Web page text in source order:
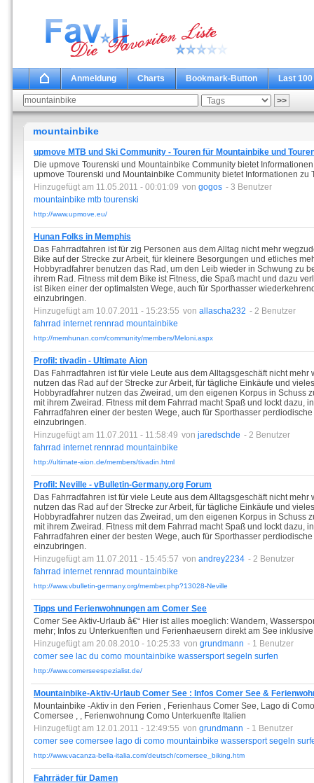
Anmeldung Charts Bookmark-Button Last 100
mountainbike
upmove MTB und Ski Community - Touren für Mountainbike und
Die upmove Tourenski und Mountainbike Community bietet
upmove Tourenski und Mountainbike Community bietet Informationen zu
Hinzugefügt am 11.05.2011 - 00:01:09 von gogos - 3 Benutzer
mountainbike mtb tourenski
http://www.upmove.eu/
Hunan Folks in Memphis
Das Fahrradfahren ist für zig Personen aus dem Alltag nicht mehr
Bike auf der Strecke zur Arbeit, für kleinere Besorgungen und etliches
Hobbyradfahrer benutzen das Rad, um den Leib wieder in Schwung zu
ihrem Rad. Fitness mit dem Bike ist Fitness, die Spaß macht und dazu
ist Biken einer der optimalsten Wege, auch für Sporthasser
einzubringen.
Hinzugefügt am 10.07.2011 - 15:23:55 von allascha232 - 2 Benutzer
fahrrad internet rennrad mountainbike
http://memhunan.com/community/members/Meloni.aspx
Profil: tivadin - Ultimate Aion
Das Fahrradfahren ist für viele Leute aus dem Alltagsgeschäft nicht
nutzen das Rad auf der Strecke zur Arbeit, für tägliche Einkäufe und
Hobbyradfahrer nutzen das Zweirad, um den eigenen Korpus in Schuss
mit ihrem Zweirad. Fitness mit dem Fahrrad macht Spaß und lockt dazu,
Fahrradfahren einer der besten Wege, auch für Sporthasser
einzubringen.
Hinzugefügt am 11.07.2011 - 11:58:49 von jaredschde - 2 Benutzer
fahrrad internet rennrad mountainbike
http://ultimate-aion.de/members/tivadin.html
Profil: Neville - vBulletin-Germany.org Forum
Das Fahrradfahren ist für viele Leute aus dem Alltagsgeschäft nicht
nutzen das Rad auf der Strecke zur Arbeit, für tägliche Einkäufe und
Hobbyradfahrer nutzen das Zweirad, um den eigenen Korpus in Schuss
mit ihrem Zweirad. Fitness mit dem Fahrrad macht Spaß und lockt dazu,
Fahrradfahren einer der besten Wege, auch für Sporthasser
einzubringen.
Hinzugefügt am 11.07.2011 - 15:45:57 von andrey2234 - 2 Benutzer
fahrrad internet rennrad mountainbike
http://www.vbulletin-germany.org/member.php?13028-Neville
Tipps und Ferienwohnungen am Comer See
Comer See Aktiv-Urlaub â€“ Hier ist alles moeglich: Wandern,
mehr; Infos zu Unterkuenften und Ferienhaeusern direkt am See
Hinzugefügt am 20.08.2010 - 10:25:33 von grundmann - 1 Benutzer
comer see lac du como mountainbike wassersport segeln surfen
http://www.comerseespezialist.de/
Mountainbike-Aktiv-Urlaub Comer See : Infos Comer See &
Mountainbike -Aktiv in den Ferien , Ferienhaus Comer See, Lago di
Comersee , , Ferienwohnung Como Unterkuenfte Italien
Hinzugefügt am 12.01.2011 - 12:49:55 von grundmann - 1 Benutzer
comer see comersee lago di como mountainbike wassersport segeln
http://www.vacanza-bella-italia.com/deutsch/comersee_biking.htm
Fahrräder für Damen